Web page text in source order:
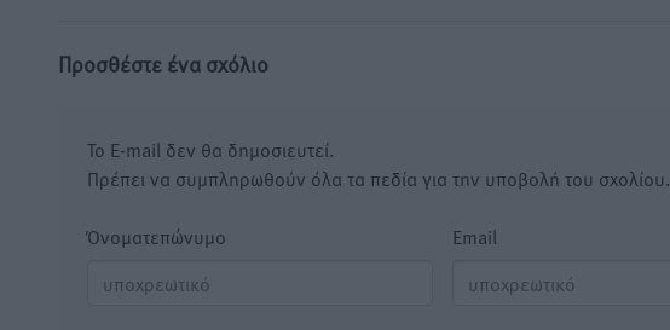
Προσθέστε ένα σχόλιο
Το E-mail δεν θα δημοσιευτεί.
Πρέπει να συμπληρωθούν όλα τα πεδία για την υποβολή του σχολίου.
Όνοματεπώνυμο Email